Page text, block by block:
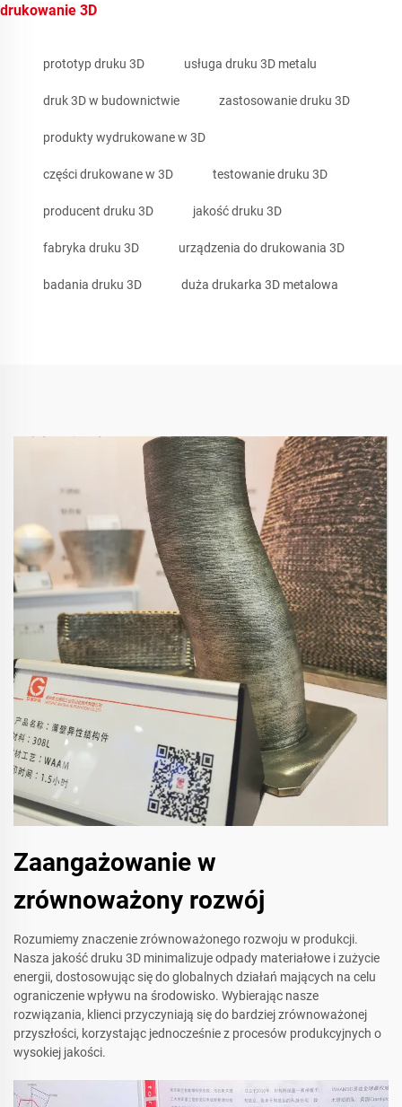
drukowanie 3D
prototyp druku 3D usługa druku 3D metalu
druk 3D w budownictwie zastosowanie druku 3D
produkty wydrukowane w 3D
części drukowane w 3D testowanie druku 3D
producent druku 3D jakość druku 3D
fabryka druku 3D urządzenia do drukowania 3D
badania druku 3D duża drukarka 3D metalowa
Zaangażowanie w
zrównoważony rozwój
Rozumiemy znaczenie zrównoważonego rozwoju w produkcji.
Nasza jakość druku 3D minimalizuje odpady materiałowe i zużycie
energii, dostosowując się do globalnych działań mających na celu
ograniczenie wpływu na środowisko. Wybierając nasze
rozwiązania, klienci przyczyniają się do bardziej zrównoważonej
przyszłości, korzystając jednocześnie z procesów produkcyjnych o
wysokiej jakości.